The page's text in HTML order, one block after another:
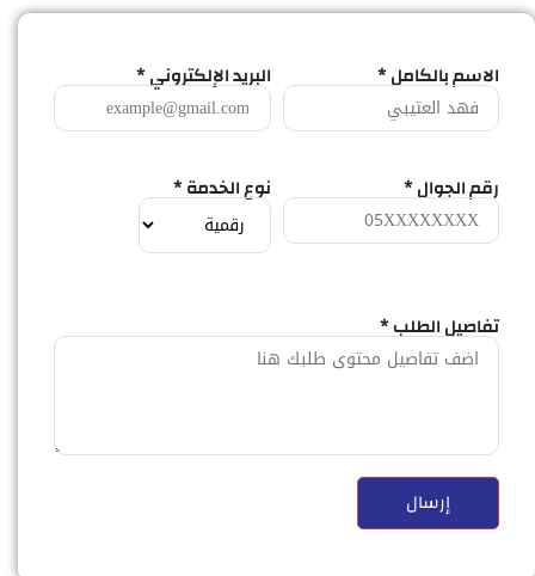
الاسم بالكامل * البريد الإلكتروني *
رقم الجوال * نوع الخدمة *
تفاصيل الطلب *